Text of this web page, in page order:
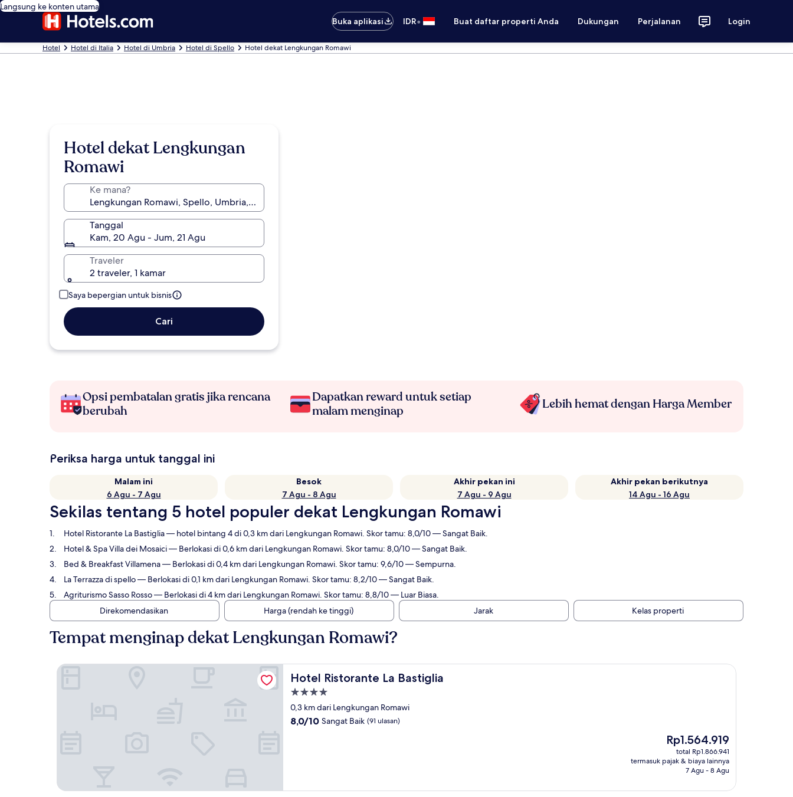
Langsung ke konten utama
Buka aplikasi
IDR• Buat daftar properti Anda Dukungan Perjalanan Login
Hotel Hotel di Italia Hotel di Umbria Hotel di Spello Hotel dekat Lengkungan Romawi
Hotel dekat Lengkungan
Romawi
Ke mana?
Tanggal
Kam, 20 Agu - Jum, 21 Agu
Traveler
2 traveler, 1 kamar
Saya bepergian untuk bisnis
Cari
Opsi pembatalan gratis jika rencana
berubah
Dapatkan reward untuk setiap
malam menginap
Lebih hemat dengan Harga Member
Periksa harga untuk tanggal ini
Malam ini
6 Agu - 7 Agu
Besok
7 Agu - 8 Agu
Akhir pekan ini
7 Agu - 9 Agu
Akhir pekan berikutnya
14 Agu - 16 Agu
Sekilas tentang 5 hotel populer dekat Lengkungan Romawi
Hotel Ristorante La Bastiglia— hotel bintang 4 di 0,3 km dari Lengkungan Romawi. Skor tamu: 8,0/10 — Sangat Baik.
Hotel & Spa Villa dei Mosaici— Berlokasi di 0,6 km dari Lengkungan Romawi. Skor tamu: 8,0/10 — Sangat Baik.
Bed & Breakfast Villamena— Berlokasi di 0,4 km dari Lengkungan Romawi. Skor tamu: 9,6/10 — Sempurna.
La Terrazza di spello— Berlokasi di 0,1 km dari Lengkungan Romawi. Skor tamu: 8,2/10 — Sangat Baik.
Agriturismo Sasso Rosso— Berlokasi di 4 km dari Lengkungan Romawi. Skor tamu: 8,8/10 — Luar Biasa.
Direkomendasikan
Harga (rendah ke tinggi) Jarak Kelas properti
Tempat menginap dekat Lengkungan Romawi?
Hotel Ristorante La Bastiglia
Hotel Ristorante La Bastiglia
Properti
bintang
4.0
0,3 km dari Lengkungan Romawi
8.0
8,0/10 Sangat Baik (91 ulasan)
Harga
sekarang
Rp1.564.919
Rp1.564.919
total Rp1.866.941
termasuk pajak & biaya lainnya
7 Agu - 8 Agu
Hotel Ristorante La Bastiglia